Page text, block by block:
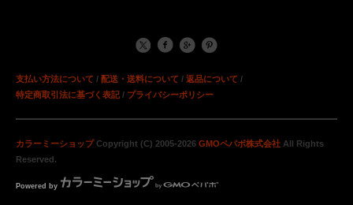
支払い方法について / 配送・送料について / 返品について /
特定商取引法に基づく表記/ プライバシーポリシー
カラーミーショップCopyright (C) 2005-2026 GMOペパボ株式会社 All Rights
Reserved.
Powered by